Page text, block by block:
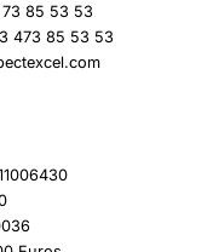
85 53 53
473 85 53 53